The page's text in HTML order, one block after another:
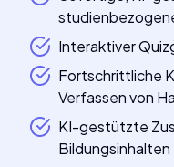
Interaktiver
Fortschrittliche
Verfassen von
KI-gestützte
Bildungsinhalten